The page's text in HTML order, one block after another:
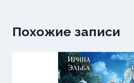
Похожие записи